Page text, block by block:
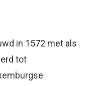
in 1572 met als
tot